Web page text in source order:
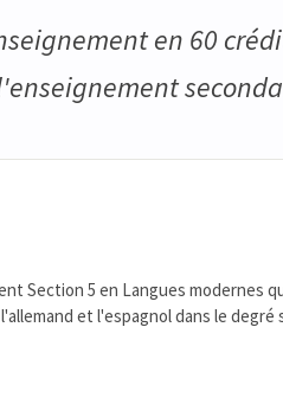
en 60
Section 5 en Langues modernes
et l'espagnol dans le degré